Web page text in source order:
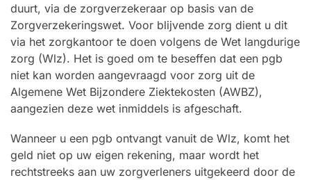
duurt, via de zorgverzekeraar op basis van de
Zorgverzekeringswet. Voor blijvende zorg dient u dit
via het zorgkantoor te doen volgens de Wet langdurige
zorg (Wlz). Het is goed om te beseffen dat een pgb
niet kan worden aangevraagd voor zorg uit de
Algemene Wet Bijzondere Ziektekosten (AWBZ),
aangezien deze wet inmiddels is afgeschaft.
Wanneer u een pgb ontvangt vanuit de Wlz, komt het
geld niet op uw eigen rekening, maar wordt het
rechtstreeks aan uw zorgverleners uitgekeerd door de